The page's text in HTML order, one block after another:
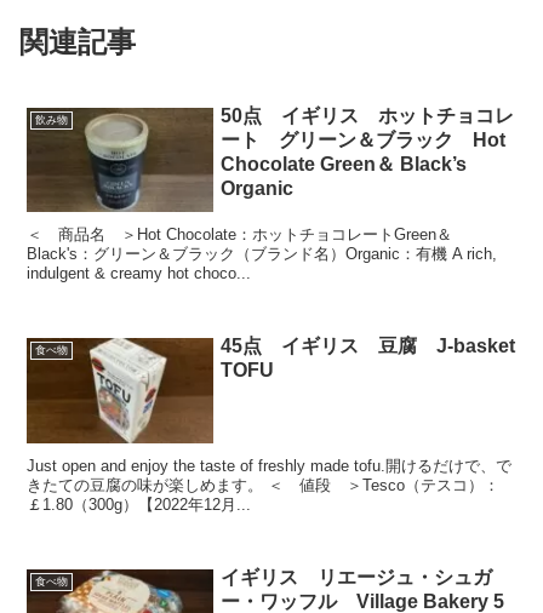
関連記事
飲み物
50点 イギリス ホットチョコレ
ート グリーン＆ブラック Hot
Chocolate Green＆ Black’s
Organic
＜ 商品名 ＞Hot Chocolate：ホットチョコレートGreen＆
Black's：グリーン＆ブラック（ブランド名）Organic：有機 A rich,
indulgent & creamy hot choco...
食べ物
45点 イギリス 豆腐 J-basket
TOFU
Just open and enjoy the taste of freshly made tofu.開けるだけで、で
きたての豆腐の味が楽しめます。 ＜ 値段 ＞Tesco（テスコ）：
￡1.80（300g）【2022年12月...
食べ物
イギリス リエージュ・シュガ
ー・ワッフル Village Bakery 5